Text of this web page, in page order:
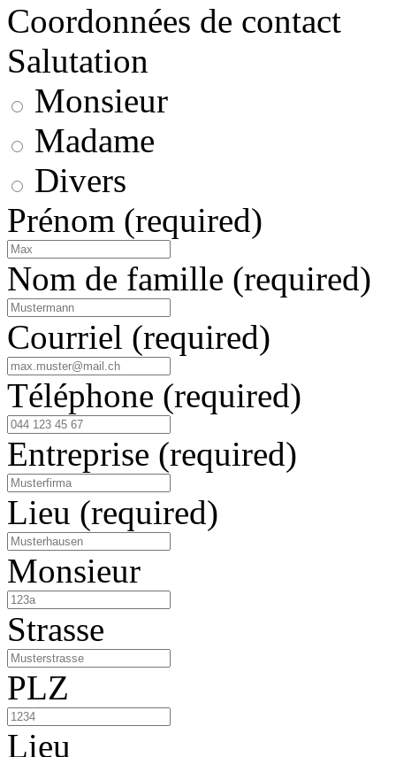
Coordonnées de contact
Salutation
Monsieur
Madame
Divers
Prénom (required)
Nom de famille (required)
Courriel (required)
Téléphone (required)
Entreprise (required)
Lieu (required)
Monsieur
Strasse
PLZ
Lieu